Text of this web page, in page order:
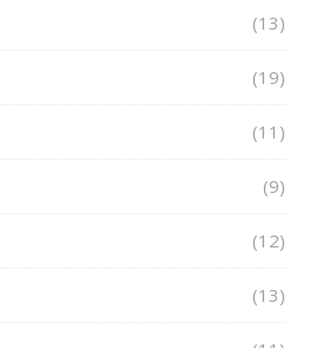
(13)
(19)
(11)
(9)
(12)
(13)